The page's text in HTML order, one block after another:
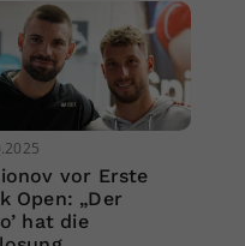
vor Erste
Open: „Der
hat die